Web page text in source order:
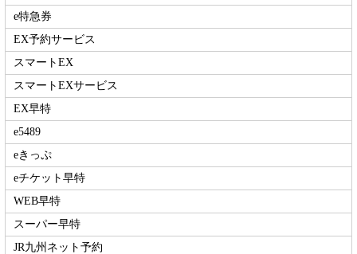
e特急券
EX予約サービス
スマートEX
スマートEXサービス
EX早特
e5489
eきっぷ
eチケット早特
WEB早特
スーパー早特
JR九州ネット予約